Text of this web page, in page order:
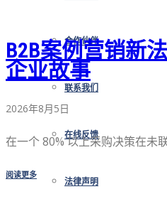
合作伙伴
联系我们
在线反馈
法律声明
B2B案例营销新
企业故事
2026年8月5日
在一个 80% 以上采购决策在未
阅读更多